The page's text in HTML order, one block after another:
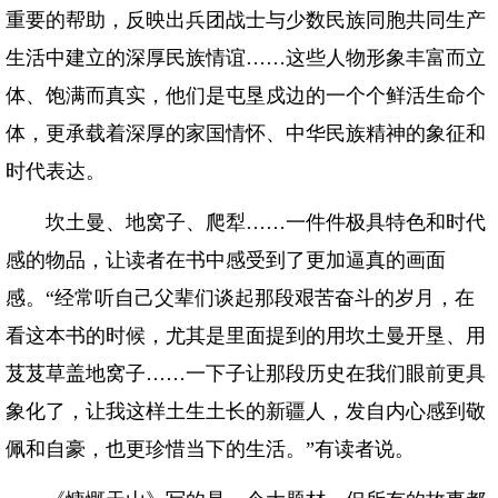
重要的帮助，反映出兵团战士与少数民族同胞共同生产
生活中建立的深厚民族情谊……这些人物形象丰富而立
体、饱满而真实，他们是屯垦戍边的一个个鲜活生命个
体，更承载着深厚的家国情怀、中华民族精神的象征和
时代表达。
坎土曼、地窝子、爬犁……一件件极具特色和时代
感的物品，让读者在书中感受到了更加逼真的画面
感。“经常听自己父辈们谈起那段艰苦奋斗的岁月，在
看这本书的时候，尤其是里面提到的用坎土曼开垦、用
芨芨草盖地窝子……一下子让那段历史在我们眼前更具
象化了，让我这样土生土长的新疆人，发自内心感到敬
佩和自豪，也更珍惜当下的生活。”有读者说。